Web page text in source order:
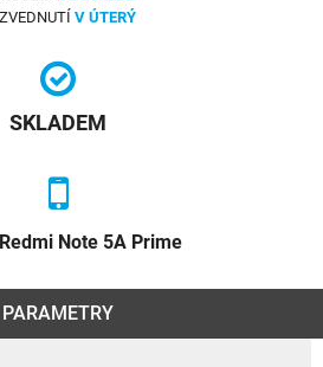
V ÚTERÝ
SKLADEM
Note 5A Prime
PARAMETRY